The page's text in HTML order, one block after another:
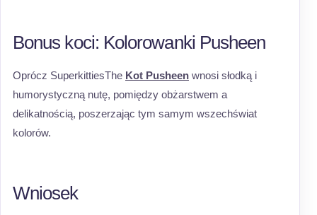
Bonus koci: Kolorowanki Pusheen
Oprócz SuperkittiesThe Kot Pusheen wnosi słodką i
humorystyczną nutę, pomiędzy obżarstwem a
delikatnością, poszerzając tym samym wszechświat
kolorów.
Wniosek